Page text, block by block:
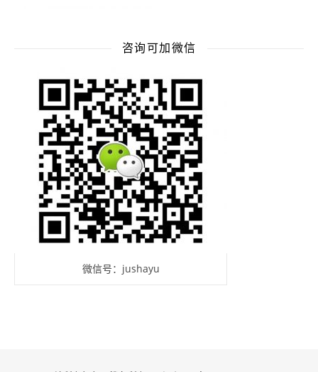
咨询可加微信
微信号：jushayu